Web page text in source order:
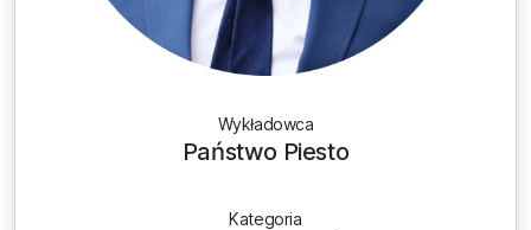
Wykładowca
Państwo Piesto
Kategoria